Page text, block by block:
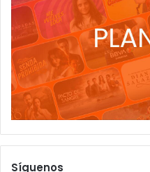
Síguenos